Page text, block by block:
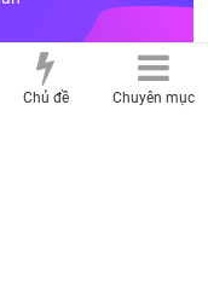
Chủ đề Chuyên mục